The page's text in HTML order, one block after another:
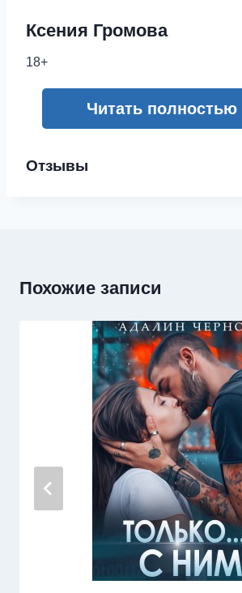
Ксения Громова
18+
Читать полностью
Отзывы
Похожие записи